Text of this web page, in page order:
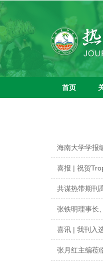
首页
海南大学学报
喜报 | 祝贺
共谋热带期刊
张铁明理事长
喜讯 | 我刊入
张月红主编莅